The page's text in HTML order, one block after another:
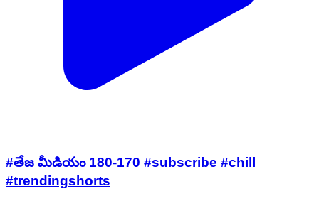
#తేజ మీడియం 180-170 #subscribe #chill
#trendingshorts